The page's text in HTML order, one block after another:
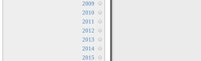
2009
2010
2011
2012
2013
2014
2015